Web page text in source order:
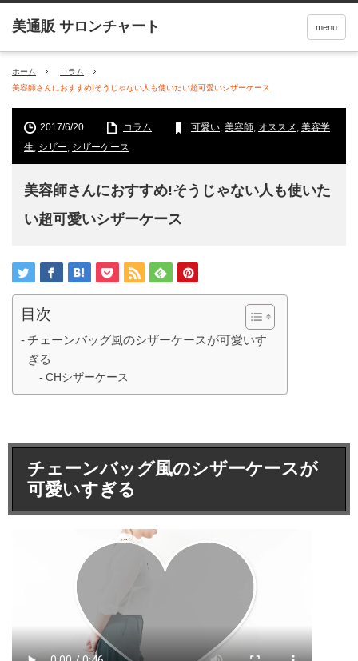
menu
ホーム
コラム
美容師さんにおすすめ!そうじゃない人も使いたい超可愛いシザーケース
2017/6/20 コラム 可愛い, 美容師, オススメ , 美容学
生, シザー, シザーケース
美容師さんにおすすめ!そうじゃない人も使いた
い超可愛いシザーケース
目次
チェーンバッグ風のシザーケースが可愛いす
ぎる
CHシザーケース
チェーンバッグ風のシザーケースが
可愛いすぎる